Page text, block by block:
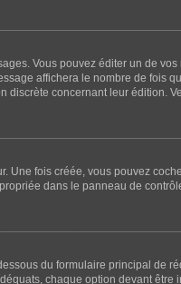
Vous pouvez éditer un de
affichera le nombre de fois
discrète concernant leur
Une fois créée, vous pouvez
dans le panneau de
du formulaire principal de
chaque option devant